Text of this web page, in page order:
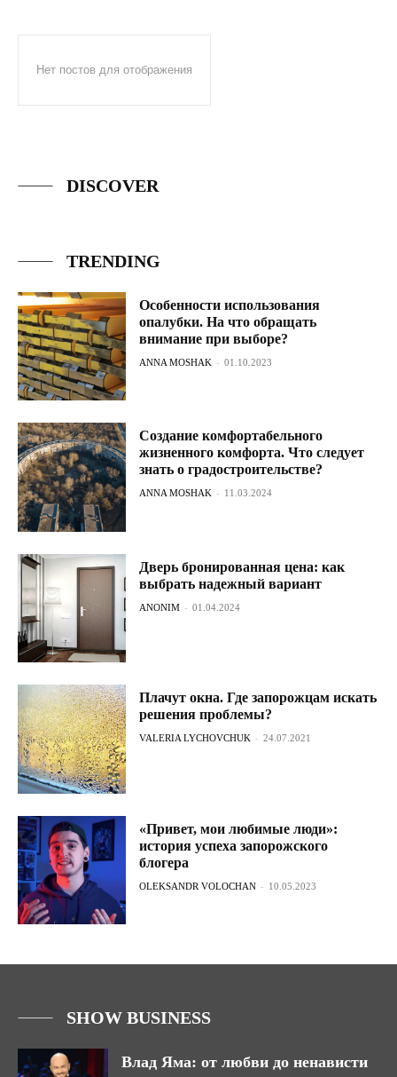
Нет постов для отображения
DISCOVER
TRENDING
Особенности использования
опалубки. На что обращать
внимание при выборе?
ANNA MOSHAK - 01.10.2023
Создание комфортабельного
жизненного комфорта. Что следует
знать о градостроительстве?
ANNA MOSHAK - 11.03.2024
Дверь бронированная цена: как
выбрать надежный вариант
ANONIM - 01.04.2024
Плачут окна. Где запорожцам искать
решения проблемы?
VALERIA LYCHOVCHUK - 24.07.2021
«Привет, мои любимые люди»:
история успеха запорожского
блогера
OLEKSANDR VOLOCHAN - 10.05.2023
SHOW BUSINESS
Влад Яма: от любви до ненависти